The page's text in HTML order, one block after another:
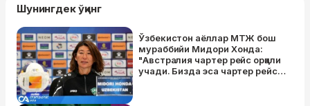
Шунингдек ўқинг
Ўзбекистон аёллар МТЖ бош
мураббийи Мидори Хонда:
"Австралия чартер рейс орқали
учади. Бизда эса чартер рейс